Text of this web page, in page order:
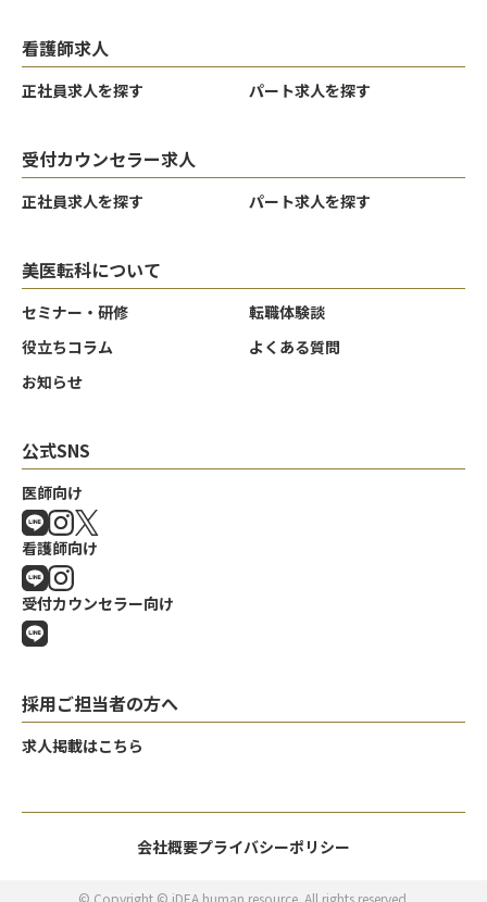
クリア
クリア
クリア
看護師求人
正社員求人を探す パート求人を探す
受付カウンセラー求人
正社員求人を探す パート求人を探す
美医転科について
セミナー・研修
転職体験談
役立ちコラム
よくある質問
お知らせ
公式SNS
医師向け
看護師向け
受付カウンセラー向け
採用ご担当者の方へ
求人掲載はこちら
会社概要プライバシーポリシー